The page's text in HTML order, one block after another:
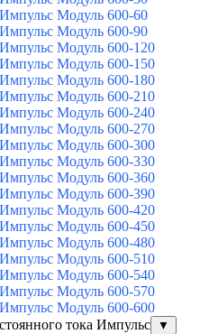
Модуль 600-60
Модуль 600-90
Модуль 600-120
Модуль 600-150
Модуль 600-180
Модуль 600-210
Модуль 600-240
Модуль 600-270
Модуль 600-300
Модуль 600-330
Модуль 600-360
Модуль 600-390
Модуль 600-420
Модуль 600-450
Модуль 600-480
Модуль 600-510
Модуль 600-540
Модуль 600-570
Модуль 600-600
тока Импульс
▼